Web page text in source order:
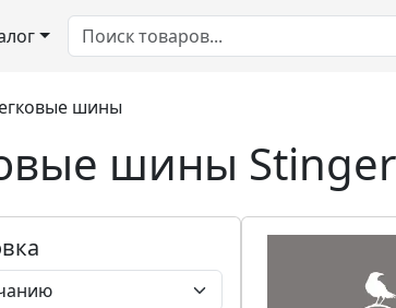
шины
шины Stinger